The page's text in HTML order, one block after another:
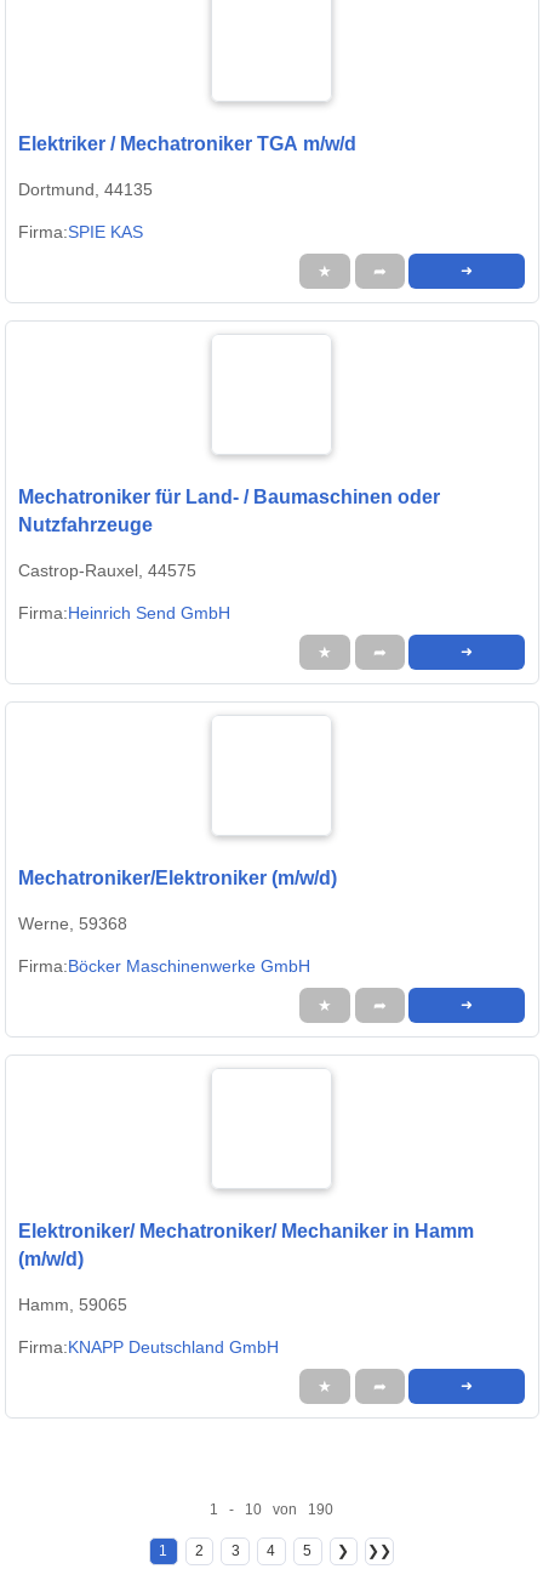
Elektriker / Mechatroniker TGA m/w/d
Dortmund, 44135
Firma:SPIE KAS
★ ➦ ➜
Mechatroniker für Land- / Baumaschinen oder
Nutzfahrzeuge
Castrop-Rauxel, 44575
Firma:Heinrich Send GmbH
★ ➦ ➜
Mechatroniker/Elektroniker (m/w/d)
Werne, 59368
Firma:Böcker Maschinenwerke GmbH
★ ➦ ➜
Elektroniker/ Mechatroniker/ Mechaniker in Hamm
(m/w/d)
Hamm, 59065
Firma:KNAPP Deutschland GmbH
★ ➦ ➜
1 - 10 von 190
1 2 3 4 5 ❯ ❯❯